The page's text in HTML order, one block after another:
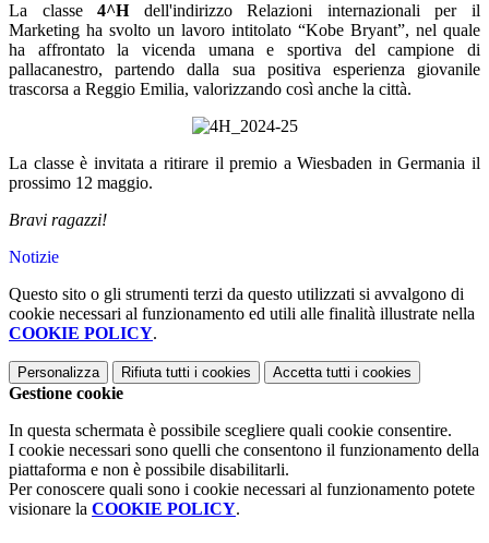
La classe4^Hdell'indirizzo
Relazioni internazionali per il
Marketing ha svolto un lavoro intitolato “Kobe Bryant”, nel quale
ha affrontato la vicenda umana e sportiva del campione di
pallacanestro, partendo dalla sua positiva esperienza giovanile
trascorsa a Reggio Emilia, valorizzando così anche la città.
La classe è invitata a ritirare il premio a Wiesbaden in Germania il
prossimo 12 maggio.
Bravi ragazzi!
Notizie
Questo sito o gli strumenti terzi da questo utilizzati si avvalgono di
cookie necessari al funzionamento ed utili alle finalità illustrate nella
COOKIE POLICY.
Personalizza Rifiuta tutti i cookies Accetta tutti i cookies
Gestione cookie
In questa schermata è possibile scegliere quali cookie consentire.
I cookie necessari sono quelli che consentono il funzionamento della
piattaforma e non è possibile disabilitarli.
Per conoscere quali sono i cookie necessari al funzionamento potete
visionare la COOKIE POLICY.